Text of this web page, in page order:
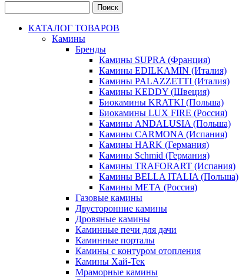
КАТАЛОГ ТОВАРОВ
Камины
Бренды
Камины SUPRA (Франция)
Камины EDILKAMIN (Италия)
Камины PALAZZETTI (Италия)
Камины KEDDY (Швеция)
Биокамины KRATKI (Польша)
Биокамины LUX FIRE (Россия)
Камины ANDALUSIA (Польша)
Камины CARMONA (Испания)
Камины HARK (Германия)
Камины Schmid (Германия)
Камины TRAFORART (Испания)
Камины BELLA ITALIA (Польша)
Камины МЕТА (Россия)
Газовые камины
Двусторонние камины
Дровяные камины
Каминные печи для дачи
Каминные порталы
Камины с контуром отопления
Камины Хай-Тек
Мраморные камины